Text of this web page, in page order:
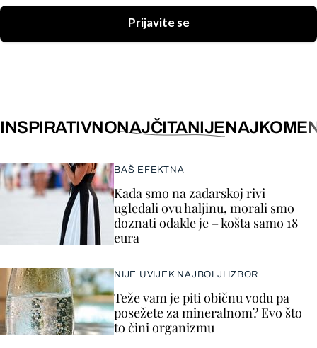
Prijavite se
INSPIRATIVNONAJČITANIJE
BAŠ EFEKTNA
Kada smo na zadarskoj rivi
ugledali ovu haljinu, morali smo
doznati odakle je – košta samo 18
eura
NIJE UVIJEK NAJBOLJI IZBOR
Teže vam je piti običnu vodu pa
posežete za mineralnom? Evo što
to čini organizmu